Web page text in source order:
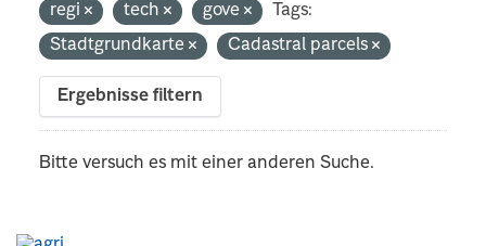
regi
tech gove
Tags:
Stadtgrundkarte
Cadastral parcels
Ergebnisse filtern
Bitte versuch es mit einer anderen Suche.